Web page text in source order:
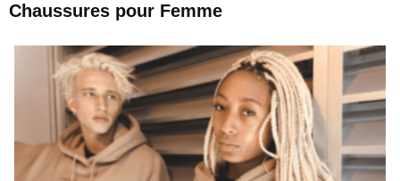
Chaussures pour Femme